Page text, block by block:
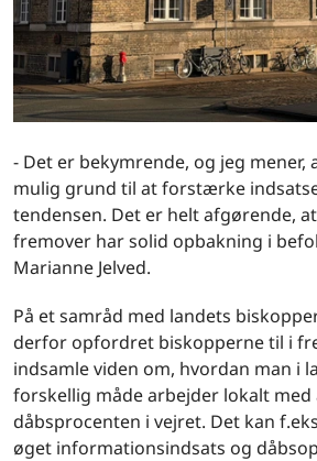
- Det er bekymrende, og jeg mener,
mulig grund til at forstærke
tendensen. Det er helt afgørende,
fremover har solid opbakning i
Marianne Jelved.
På et samråd med landets
derfor opfordret biskopperne til i
indsamle viden om, hvordan man i
forskellig måde arbejder lokalt med
dåbsprocenten i vejret. Det kan
øget informationsindsats og